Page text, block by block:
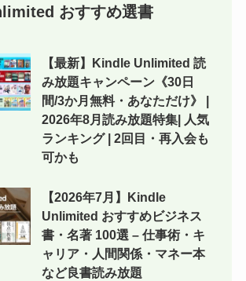
おすすめ選書
【最新】Kindle Unlimited 読
み放題キャンペーン《30日
間/3か月無料・あなただけ》 |
2026年8月読み放題特集| 人気
ランキング | 2回目・再入会も
可かも
【2026年7月】Kindle
Unlimited おすすめビジネス
書・名著 100選 – 仕事術・キ
ャリア・人間関係・マネー本
など良書読み放題